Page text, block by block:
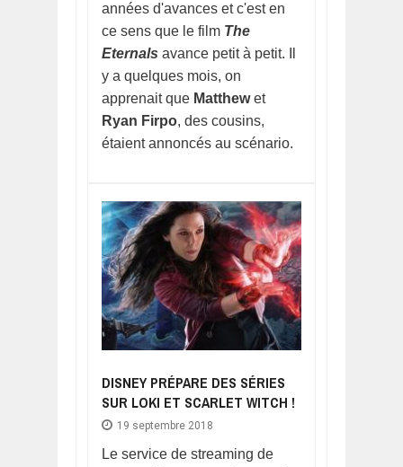
années d'avances et c'est en
ce sens que le film The
Eternals avance petit à petit. Il
y a quelques mois, on
apprenait que Matthewet
Ryan Firpo, des cousins,
étaient annoncés au scénario.
DISNEY PRÉPARE DES SÉRIES
SUR LOKI ET SCARLET WITCH !
19 septembre 2018
Le service de streaming de